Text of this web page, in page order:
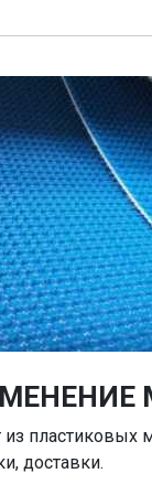
из пластиковых
доставки.